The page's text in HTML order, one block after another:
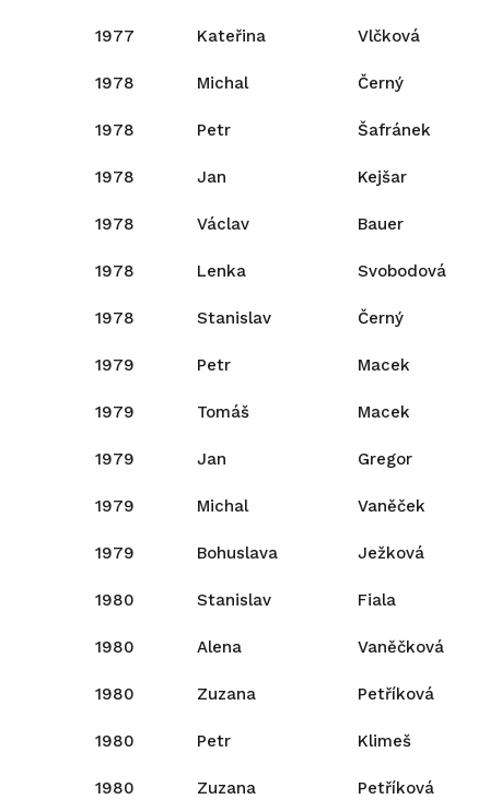
1977 Kateřina Vlčková
1978 Michal Černý
1978 Petr Šafránek
1978 Jan Kejšar
1978 Václav Bauer
1978 Lenka Svobodová
1978 Stanislav Černý
1979 Petr Macek
1979 Tomáš Macek
1979 Jan Gregor
1979 Michal Vaněček
1979 Bohuslava Ježková
1980 Stanislav Fiala
1980 Alena Vaněčková
1980 Zuzana Petříková
1980 Petr Klimeš
1980 Zuzana Petříková